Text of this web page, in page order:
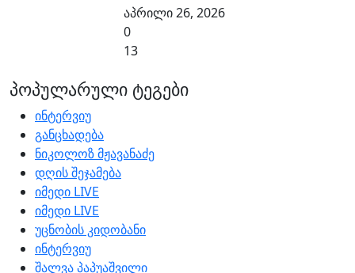
აპრილი 26, 2026
0
13
პოპულარული ტეგები
ინტერვიუ
განცხადება
ნიკოლოზ მჟავანაძე
დღის შეჯამება
იმედი LIVE
იმედი LIVE
უცნობის კიდობანი
ინტერვიუ
შალვა პაპუაშვილი